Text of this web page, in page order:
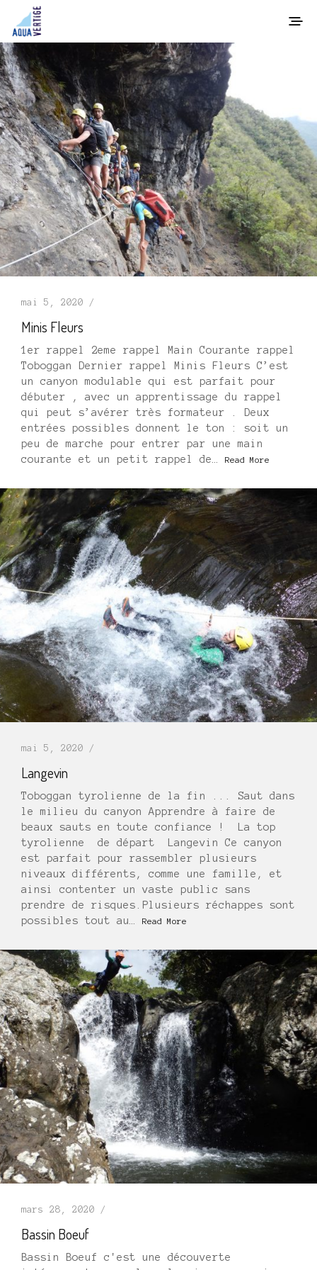
mai 5, 2020 /
Minis Fleurs
1er rappel 2eme rappel Main Courante rappel
Toboggan Dernier rappel Minis Fleurs C’est
un canyon modulable qui est parfait pour
débuter , avec un apprentissage du rappel
qui peut s’avérer très formateur . Deux
entrées possibles donnent le ton : soit un
peu de marche pour entrer par une main
courante et un petit rappel de…
Read More
mai 5, 2020 /
Langevin
Toboggan tyrolienne de la fin ... Saut dans
le milieu du canyon Apprendre à faire de
beaux sauts en toute confiance ! La top
tyrolienne de départ Langevin Ce canyon
est parfait pour rassembler plusieurs
niveaux différents, comme une famille, et
ainsi contenter un vaste public sans
prendre de risques.Plusieurs réchappes sont
possibles tout au…
Read More
mars 28, 2020 /
Bassin Boeuf
Bassin Boeuf c'est une découverte